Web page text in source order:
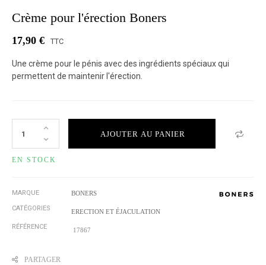
Crème pour l'érection Boners
17,90 € TTC
Une crème pour le pénis avec des ingrédients spéciaux qui
permettent de maintenir l'érection.
AJOUTER AU PANIER
EN STOCK
MARQUE BONERS
CATÉGORIES ERECTION ET ÉJACULATION
RÉFÉRENCE 17867
PARTAGER